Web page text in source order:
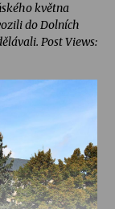
května
do Dolních
Post Views: